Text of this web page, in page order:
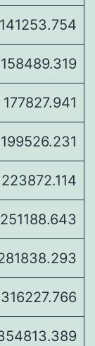
141253.754
158489.319
177827.941
199526.231
223872.114
251188.643
316227.766